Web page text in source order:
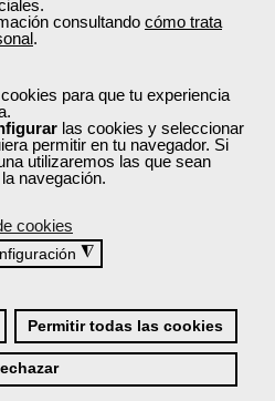
consultando cómo trata
.
para que tu experiencia
las cookies y seleccionar
permitir en tu navegador. Si
utilizaremos las que sean
navegación.
cookies
◮
Permitir todas las cookies
altamente efectiva
Bueno, por si no lo sabias se
publicado inicialmente en 1989.
de 25 millones de copias en 52
alcances una vida profesional y